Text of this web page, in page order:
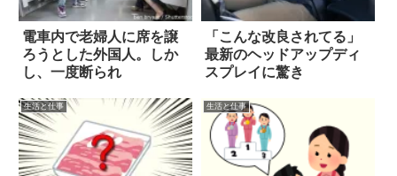
電車内で老婦人に席を譲
ろうとした外国人。しか
し、一度断られ
「こんな改良されてる」
最新のヘッドアップディ
スプレイに驚き
生活と仕事 生活と仕事